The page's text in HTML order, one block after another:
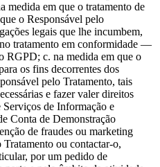
medida em que o tratamento de
o Responsável pelo
legais que lhe incumbem,
tratamento em conformidade —
RGPD; c. na medida em que o
os fins decorrentes dos
pelo Tratamento, tais
e fazer valer direitos
de Informação e
Conta de Demonstração
de fraudes ou marketing
ou contactar-o,
por um pedido de